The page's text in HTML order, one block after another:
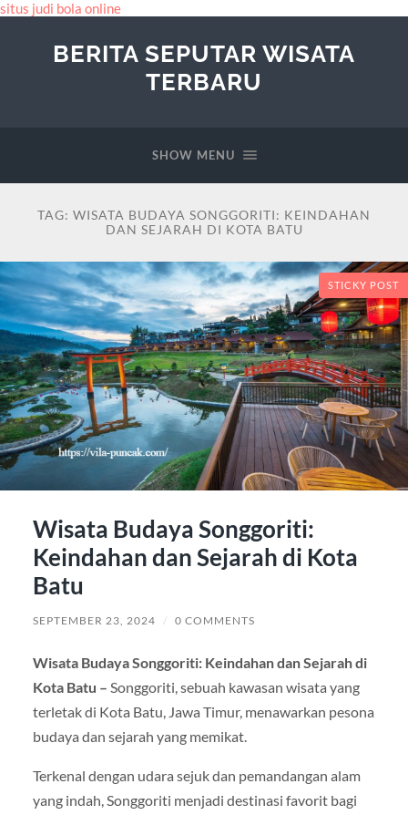
situs judi bola online
BERITA SEPUTAR WISATA
TERBARU
SHOW MENU
TAG: WISATA BUDAYA SONGGORITI: KEINDAHAN
DAN SEJARAH DI KOTA BATU
STICKY POST
Wisata Budaya Songgoriti:
Keindahan dan Sejarah di Kota
Batu
SEPTEMBER 23, 2024 / 0 COMMENTS
Wisata Budaya Songgoriti: Keindahan dan Sejarah di
Kota Batu – Songgoriti, sebuah kawasan wisata yang
terletak di Kota Batu, Jawa Timur, menawarkan pesona
budaya dan sejarah yang memikat.
Terkenal dengan udara sejuk dan pemandangan alam
yang indah, Songgoriti menjadi destinasi favorit bagi